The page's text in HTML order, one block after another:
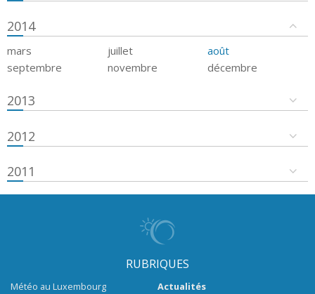
2014
mars juillet
août
septembre
novembre décembre
2013
2012
2011
RUBRIQUES
Météo au Luxembourg
Actualités